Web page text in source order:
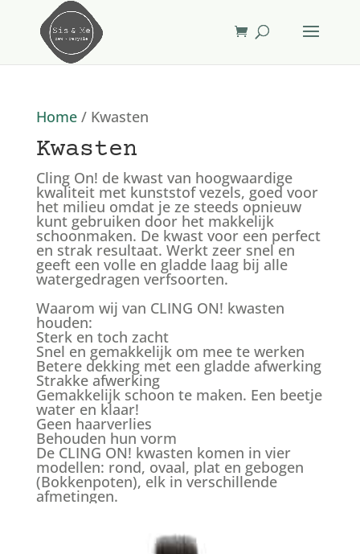
Home/ Kwasten
Kwasten
Cling On! de kwast van hoogwaardige
kwaliteit met kunststof vezels, goed voor
het milieu omdat je ze steeds opnieuw
kunt gebruiken door het makkelijk
schoonmaken. De kwast voor een perfect
en strak resultaat. Werkt zeer snel en
geeft een volle en gladde laag bij alle
watergedragen verfsoorten.
Waarom wij van CLING ON! kwasten
houden:
Sterk en toch zacht
Snel en gemakkelijk om mee te werken
Betere dekking met een gladde afwerking
Strakke afwerking
Gemakkelijk schoon te maken. Een beetje
water en klaar!
Geen haarverlies
Behouden hun vorm
De CLING ON! kwasten komen in vier
modellen: rond, ovaal, plat en gebogen
(Bokkenpoten), elk in verschillende
afmetingen.